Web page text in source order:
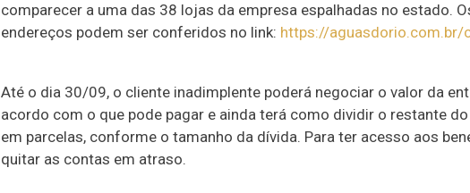
comparecer a uma das 38 lojas da empresa espalhadas no estado.
endereços podem ser conferidos no link: https://
Até o dia 30/09, o cliente inadimplente poderá negociar o valor da
acordo com o que pode pagar e ainda terá como dividir o restante
em parcelas, conforme o tamanho da dívida. Para ter acesso aos
quitar as contas em atraso.